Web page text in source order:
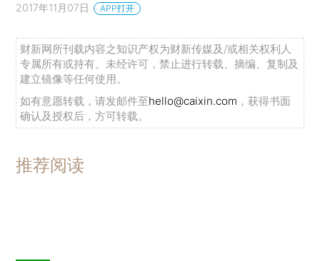
2017年11月07日 APP打开
财新网所刊载内容之知识产权为财新传媒及/或相关权利人
专属所有或持有。未经许可，禁止进行转载、摘编、复制及
建立镜像等任何使用。
如有意愿转载，请发邮件至hello@caixin.com ，获得书面
确认及授权后，方可转载。
推荐阅读